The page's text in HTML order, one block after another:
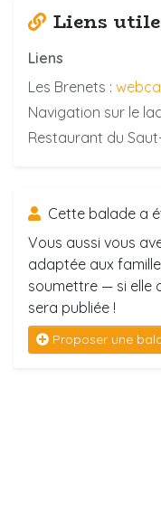
Liens
Liens
Les Brenets :
Navigation sur le
Restaurant du
Cette balade a
Vous aussi vous
adaptée aux
soumettre — si elle
sera publiée !
Proposer une